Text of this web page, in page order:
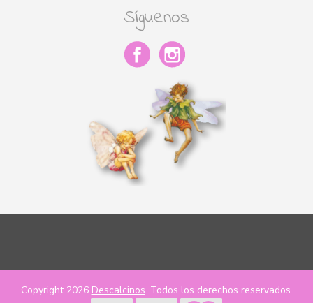
Síguenos
Copyright 2026 Descalcinos. Todos los derechos reservados.